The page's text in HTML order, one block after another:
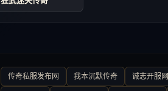
传奇私服发布网 我本沉默传奇 诚志开服网